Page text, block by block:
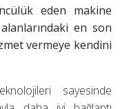
eden makine
en son
vermeye kendini
sayesinde